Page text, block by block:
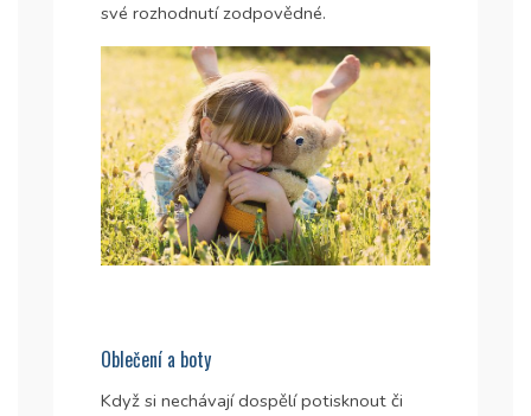
své rozhodnutí zodpovědné.
Oblečení a boty
Když si nechávají dospělí potisknout či